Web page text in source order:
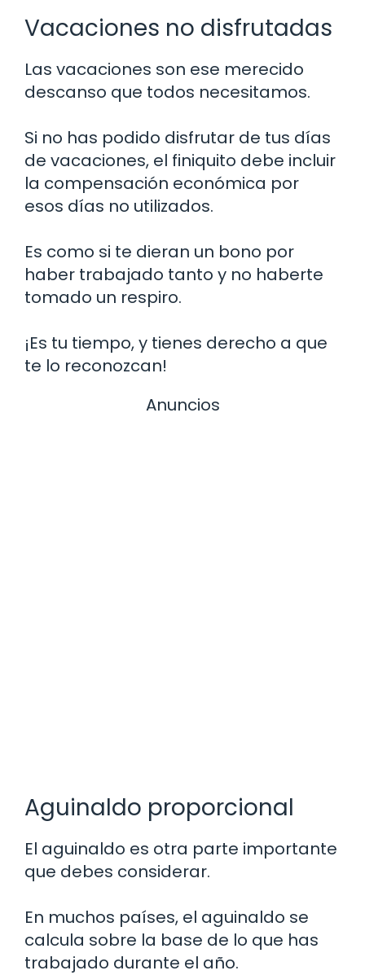
Vacaciones no disfrutadas
Las vacaciones son ese merecido
descanso que todos necesitamos.
Si no has podido disfrutar de tus días
de vacaciones, el finiquito debe incluir
la compensación económica por
esos días no utilizados.
Es como si te dieran un bono por
haber trabajado tanto y no haberte
tomado un respiro.
¡Es tu tiempo, y tienes derecho a que
te lo reconozcan!
Anuncios
Aguinaldo proporcional
El aguinaldo es otra parte importante
que debes considerar.
En muchos países, el aguinaldo se
calcula sobre la base de lo que has
trabajado durante el año.